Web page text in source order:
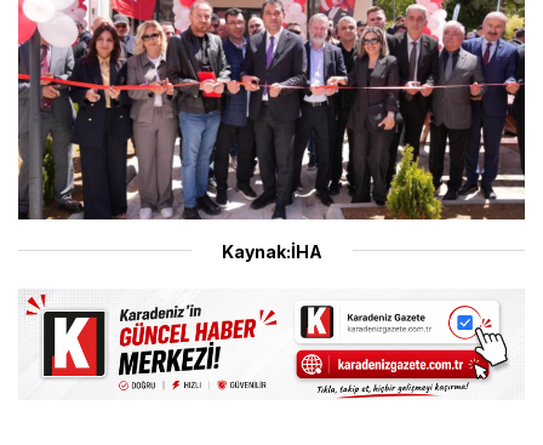
Kaynak:İHA